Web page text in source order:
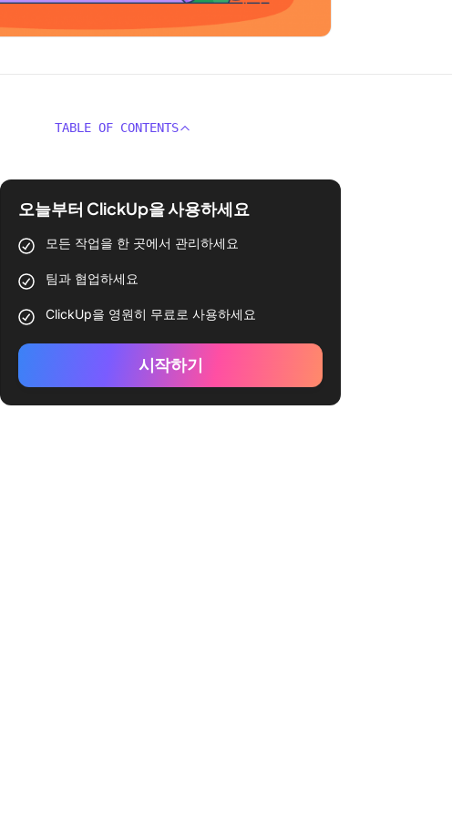
TABLE OF CONTENTS
오늘부터 ClickUp을 사용하세요
모든 작업을 한 곳에서 관리하세요
팀과 협업하세요
ClickUp을 영원히 무료로 사용하세요
시작하기